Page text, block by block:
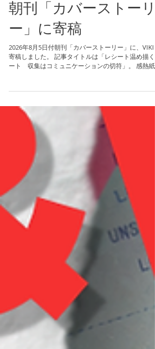
2026/8/5 日本経済新聞
朝刊「カバーストーリ
ー」に寄稿
2026年8月5日付朝刊「カバーストーリー」に、VIKI
ート 収集はコミュニケーションの切符」。 感熱紙の
アイロンやコテで熱を加え、白黒の濃淡だけで動物や
人物を描き出す——VIKI の代名詞ともいえる「レシ
トアート」。その制作の実際と、なぜレシートだった
のかという原点が、本人の言葉で綴られています。 レ
シートを譲り受けることは、VIKI にとって単なる素
集めではありません。記事のなかで本人はそれを、人
との「会話の切符」と表現しています。作品が生まれ
る前段階に、すでに誰かとのやりとりが折り込まれて
いる——そんな制作のあり方が伝わる一編です。 全文
は下記リンクよりご覧いただけます。